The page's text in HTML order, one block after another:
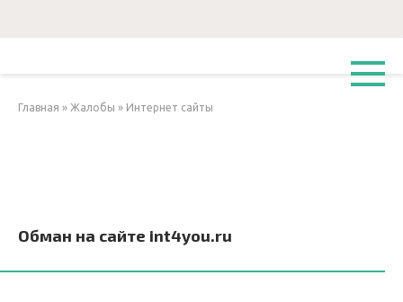
Главная » Жалобы » Интернет сайты
Обман на сайте int4you.ru